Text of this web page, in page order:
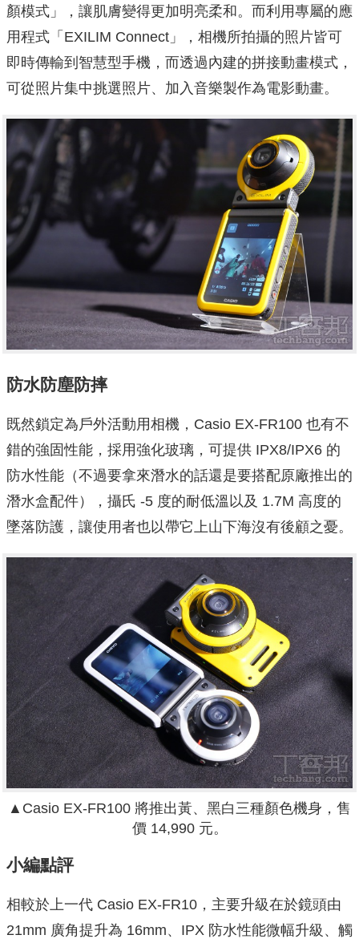
顏模式」，讓肌膚變得更加明亮柔和。而利用專屬的應
用程式「EXILIM Connect」，相機所拍攝的照片皆可
即時傳輸到智慧型手機，而透過內建的拼接動畫模式，
可從照片集中挑選照片、加入音樂製作為電影動畫。
防水防塵防摔
既然鎖定為戶外活動用相機，Casio EX-FR100 也有不
錯的強固性能，採用強化玻璃，可提供 IPX8/IPX6 的
防水性能（不過要拿來潛水的話還是要搭配原廠推出的
潛水盒配件），攝氏 -5 度的耐低溫以及 1.7M 高度的
墜落防護，讓使用者也以帶它上山下海沒有後顧之憂。
▲Casio EX-FR100 將推出黃、黑白三種顏色機身，售
價 14,990 元。
小編點評
相較於上一代 Casio EX-FR10，主要升級在於鏡頭由
21mm 廣角提升為 16mm、IPX 防水性能微幅升級、觸